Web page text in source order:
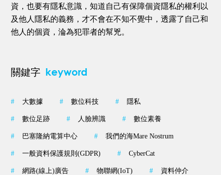
資，也要有隱私意識，知道自己有保障個資隱私的權利以
及他人隱私的義務，才不會在不知不覺中，透露了自己和
他人的個資，淪為犯罪者的幫兇。
關鍵字 keyword
# 大數據 # 數位科技 # 隱私
# 數位足跡 # 人臉辨識 # 數位素養
# 巴塞隆納電算中心 # 我們的海Mare Nostrum
# 一般資料保護規則(GDPR) # CyberCat
# 網路(線上)廣告 # 物聯網(IoT) # 資料仲介